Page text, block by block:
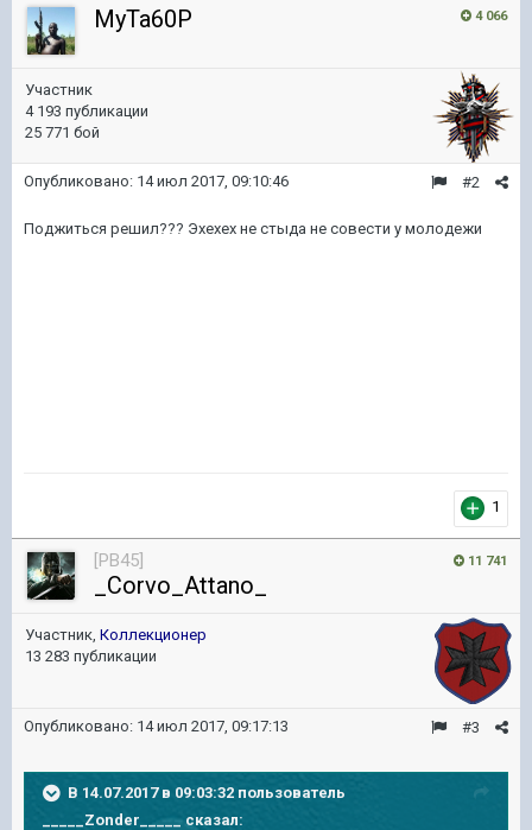
4 066
MyTa60P
Участник
4 193 публикации
25 771 бой
#2
Опубликовано: 14 июл 2017, 09:10:46
Поджиться решил??? Эхехех не стыда не совести у молодежи
1
11 741
[PB45]
_Corvo_Attano_
Участник, Коллекционер
13 283 публикации
#3
Опубликовано: 14 июл 2017, 09:17:13
В 14.07.2017 в 09:03:32 пользователь
_____Zonder_____ сказал: